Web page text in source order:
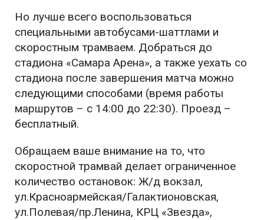
Но лучше всего воспользоваться
специальными автобусами-шаттлами и
скоростным трамваем. Добраться до
стадиона «Самара Арена», а также уехать со
стадиона после завершения матча можно
следующими способами (время работы
маршрутов – с 14:00 до 22:30). Проезд –
бесплатный.
Обращаем ваше внимание на то, что
скоростной трамвай делает ограниченное
количество остановок: Ж/д вокзал,
ул.Красноармейская/Галактионовская,
ул.Полевая/пр.Ленина, КРЦ «Звезда»,